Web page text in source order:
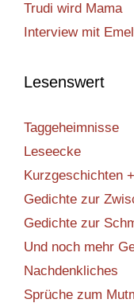
Trudi wird Mama
Interview mit
Lesenswert
Taggeheimnisse
Leseecke
Kurzgeschichten
Gedichte zur
Gedichte zur
Und noch mehr
Nachdenkliches
Sprüche zum